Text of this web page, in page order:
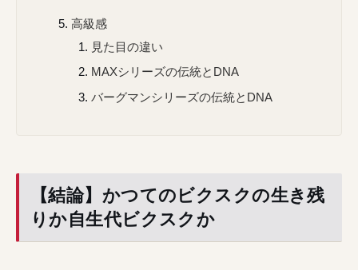
高級感
見た目の違い
MAXシリーズの伝統とDNA
バーグマンシリーズの伝統とDNA
【結論】かつてのビクスクの生き残
りか自生代ビクスクか